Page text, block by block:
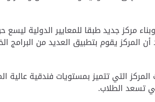
أن المركز يقوم بتطبيق العديد من
التي تتميز بمستويات فندقية عالية
تسعد الطلاب.